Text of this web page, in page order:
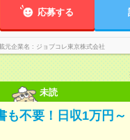
応募する
元企業名 ジョブコレ東京株式会社
未読
も不要！日収1万円～